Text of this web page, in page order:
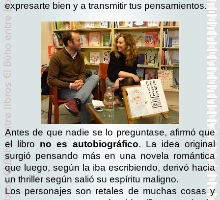
expresarte bien y a transmitir tus pensamientos.
Antes de que nadie se lo preguntase, afirmó que
el libro no es autobiográfico. La idea original
surgió pensando más en una novela romántica
que luego, según la iba escribiendo, derivó hacia
un thriller según salió su espíritu maligno.
Los personajes son retales de muchas cosas y